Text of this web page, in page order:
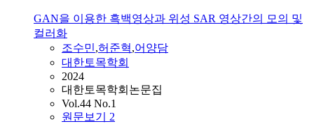
GAN을 이용한 흑백영상과 위성 SAR 영상간의 모의 및
컬러화
조수민,허준혁,어양담
대한토목학회
2024
대한토목학회논문집
Vol.44 No.1
원문보기 2